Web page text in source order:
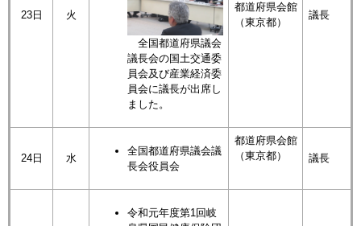
23日 火
全国都道府県議会
議長会の国土交通委
員会及び産業経済委
員会に議長が出席し
ました。
都道府県会館
（東京都）
議長
24日 水
全国都道府県議会議
長会役員会
都道府県会館
（東京都）
議長
令和元年度第1回岐